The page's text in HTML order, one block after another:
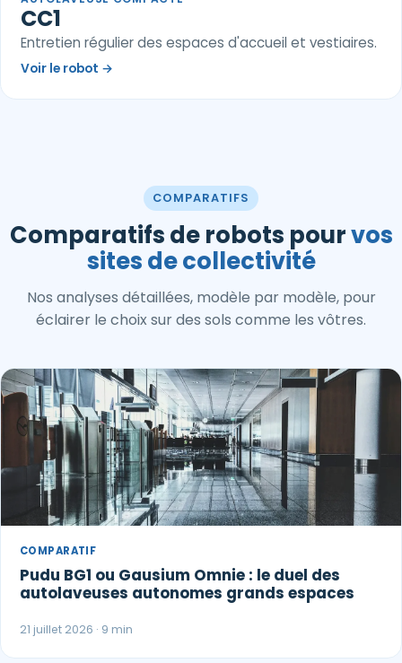
CC1
Entretien régulier des espaces d'accueil et vestiaires.
Voir le robot →
COMPARATIFS
Comparatifs de robots pourvos
sites de collectivité
Nos analyses détaillées, modèle par modèle, pour
éclairer le choix sur des sols comme les vôtres.
COMPARATIF
Pudu BG1 ou Gausium Omnie : le duel des
autolaveuses autonomes grands espaces
21 juillet 2026 · 9 min